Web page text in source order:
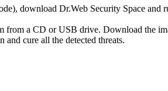
download Dr.Web Security Space
a CD or USB drive. Download the
cure all the detected threats.